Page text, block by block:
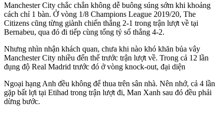
Manchester City chắc chắn không dễ buông súng sớm khi khoảng
cách chỉ 1 bàn. Ở vòng 1/8 Champions League 2019/20, The
Citizens cũng từng giành chiến thắng 2-1 trong trận lượt về tại
Bernabeu, qua đó đi tiếp cùng tổng tỷ số thắng 4-2.
Nhưng nhìn nhận khách quan, chưa khi nào khó khăn bủa vây
Manchester City nhiều đến thế trước trận lượt về. Trong cả 12 lần
đụng độ Real Madrid trước đó ở vòng knock-out, đại diện
Ngoại hạng Anh đều không để thua trên sân nhà. Nên nhớ, cả 4 lần
gặp bất lợi tại Etihad trong trận lượt đi, Man Xanh sau đó đều phải
dừng bước.